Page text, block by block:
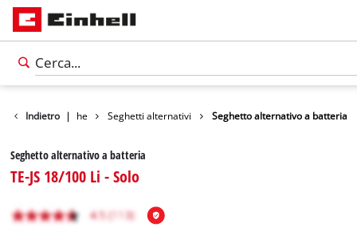
Indietro |
Utensili Seghe Seghetti alternativi Seghetto alternativo a batteria
Seghetto alternativo a batteria
TE-JS 18/100 Li - Solo